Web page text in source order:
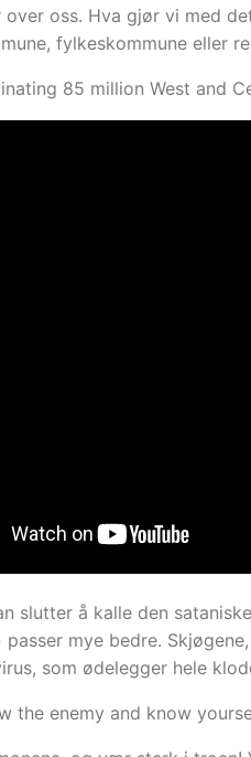
over oss. Hva gjør vi med
fylkeskommune eller
85 million West and
slutter å kalle den
passer mye bedre.
som ødelegger hele
the enemy and know